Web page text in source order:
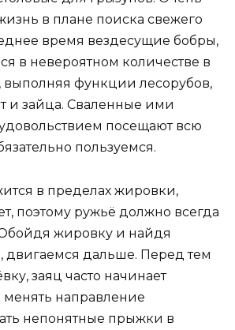
в плане поиска свежего
время вездесущие бобры,
в невероятном количестве в
выполняя функции лесорубов,
и зайца. Сваленные ими
посещают всю
пользуемся.
в пределах жировки,
поэтому ружьё должно всегда
Обойдя жировку и найдя
двигаемся дальше. Перед тем
заяц часто начинает
менять направление
непонятные прыжки в